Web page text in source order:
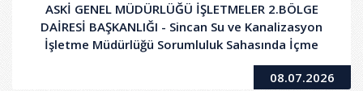
ASKİ GENEL MÜDÜRLÜĞÜ İŞLETMELER 2.BÖLGE
DAİRESİ BAŞKANLIĞI - Sincan Su ve Kanalizasyon
İşletme Müdürlüğü Sorumluluk Sahasında İçme
Suyu ve Kanalizasyon Hatları Arıza Onarımı,
Yenileme ve Yeni İmalat Yapım İşi08.07.2026